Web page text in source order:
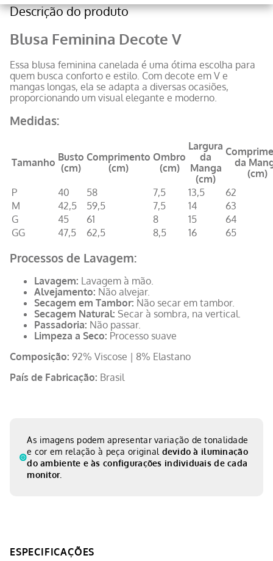
Descrição do produto
Blusa Feminina Decote V
Essa blusa feminina canelada é uma ótima escolha para
quem busca conforto e estilo. Com decote em V e
mangas longas, ela se adapta a diversas ocasiões,
proporcionando um visual elegante e moderno.
Medidas:
Tamanho Busto
(cm)
Comprimento
(cm)
Ombro
(cm)
Largura
da
Manga
(cm)
da
(cm)
P
40 58 7,5 13,5
62
M
42,5 59,5 7,5 14
63
G
45 61 8 15
64
GG
47,5 62,5 8,5 16 65
Processos de Lavagem:
Lavagem: Lavagem à mão.
Alvejamento: Não alvejar.
Secagem em Tambor: Não secar em tambor.
Secagem Natural: Secar à sombra, na vertical.
Passadoria: Não passar.
Limpeza a Seco: Processo suave
Composição: 92% Viscose | 8% Elastano
País de Fabricação: Brasil
As imagens podem apresentar variação de tonalidade
e cor em relação à peça original devido à iluminação
do ambiente e às configurações individuais de cada
monitor.